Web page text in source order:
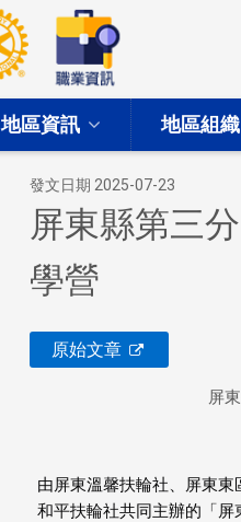
地區資訊 地區組織
發文日期 2025-07-23
屏東縣第三
學營
原始文章
屏
由屏東溫馨扶輪社、屏東
和平扶輪社共同主辦的「